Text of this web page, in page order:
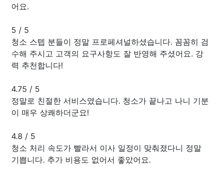
어요.
5 / 5
청소 스텝 분들이 정말 프로페셔널하셨습니다. 꼼꼼히 검
수해 주시고 고객의 요구사항도 잘 반영해 주셨어요. 강
력 추천합니다!
4.75 / 5
정말로 친절한 서비스였습니다. 청소가 끝나고 나니 기분
이 매우 상쾌하더군요!
4.8 / 5
청소 처리 속도가 빨라서 이사 일정이 맞춰졌다니 정말
기쁩니다. 추가 비용도 없어서 좋았어요.